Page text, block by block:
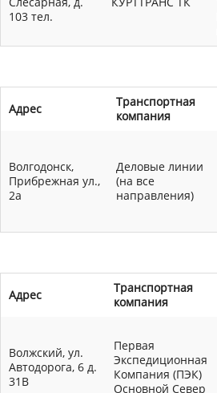
103 тел.
Адрес
Транспортная
компания
Волгодонск,
Прибрежная ул.,
2а
Деловые линии
(на все
направления)
Адрес
Транспортная
компания
Волжский, ул.
Автодорога, 6 д.
31В
Первая
Экспедиционная
Компания (ПЭК)
Основной Север